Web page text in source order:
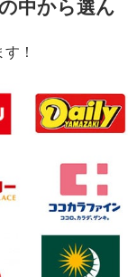
中から選ん
！